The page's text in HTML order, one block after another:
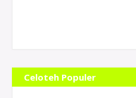
Celoteh Populer